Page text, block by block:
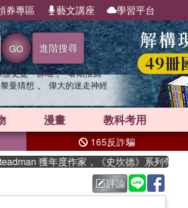
券專區 藝文講座 學習平台
GO 進階搜尋
歷史是一群喵 、 暑期推薦
曼猜想 、 偉大的迷走神經
漫畫 教科考用
165反詐騙
獲年度作家，《史坎德》系列帶你踏上
評論